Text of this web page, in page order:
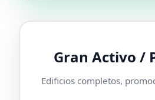
Gran Activo /
Edificios completos,